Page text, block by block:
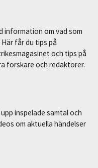
information om vad som
får du tips på
och tips på
forskare och redaktörer.
inspelade samtal och
om aktuella händelser